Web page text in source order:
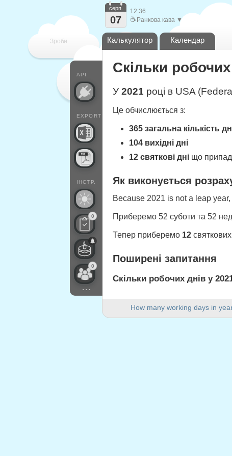
Зроби
кожен
API
EXPORT
ІНСТР.
0
0
...
серп.
07
12:36
☕ Ранкова кава ▼
Калькулятор Календар
How many working days in
Скільки
У 2021 році в USA
Це обчислюється з:
365 загальна кількість
104 вихідні дні
12 святкові дні що
Як виконується
Because 2021 is not a leap
Приберемо 52 суботи та 52
Тепер приберемо 12
Поширені запитання
Скільки робочих днів у
Скільки вихідних днів у